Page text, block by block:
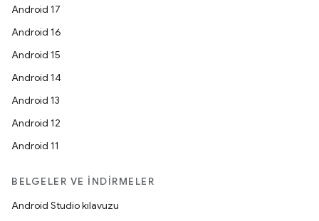
Android 17
Android 16
Android 15
Android 14
Android 13
Android 12
Android 11
BELGELER VE İNDIRMELER
Android Studio kılavuzu